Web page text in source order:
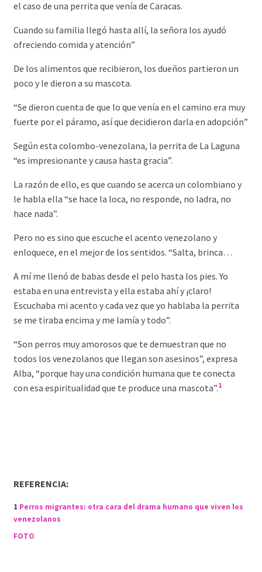
el caso de una perrita que venía de Caracas.
Cuando su familia llegó hasta allí, la señora los ayudó
ofreciendo comida y atención”
De los alimentos que recibieron, los dueños partieron un
poco y le dieron a su mascota.
“Se dieron cuenta de que lo que venía en el camino era muy
fuerte por el páramo, así que decidieron darla en adopción”
Según esta colombo-venezolana, la perrita de La Laguna
“es impresionante y causa hasta gracia”.
La razón de ello, es que cuando se acerca un colombiano y
le habla ella “se hace la loca, no responde, no ladra, no
hace nada”.
Pero no es sino que escuche el acento venezolano y
enloquece, en el mejor de los sentidos. “Salta, brinca…
A mí me llenó de babas desde el pelo hasta los pies. Yo
estaba en una entrevista y ella estaba ahí y ¡claro!
Escuchaba mi acento y cada vez que yo hablaba la perrita
se me tiraba encima y me lamía y todo”.
“Son perros muy amorosos que te demuestran que no
todos los venezolanos que llegan son asesinos”, expresa
Alba, “porque hay una condición humana que te conecta
con esa espiritualidad que te produce una mascota”.1
REFERENCIA:
1 Perros migrantes: otra cara del drama humano que viven los
venezolanos
FOTO